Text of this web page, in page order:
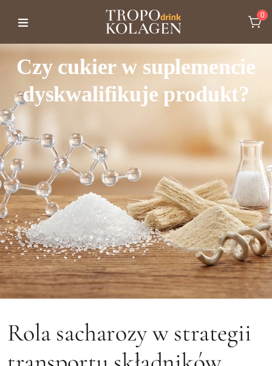
0
Czy cukier w suplemencie
dyskwalifikuje produkt?
Rola sacharozy w strategii